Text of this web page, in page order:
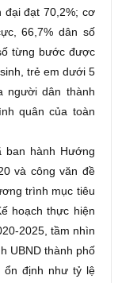
đại đạt 70,2%; cơ
66,7% dân số
từng bước được
trẻ em dưới 5
người dân thành
quân của toàn
ban hành Hướng
và công văn đề
trình mục tiêu
hoạch thực hiện
2025, tầm nhìn
UBND thành phố
ổn định như tỷ lệ